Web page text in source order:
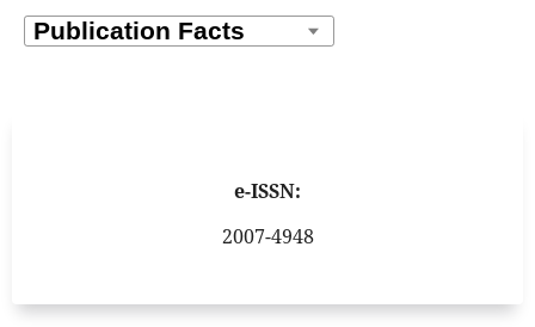
e-ISSN:
2007-4948